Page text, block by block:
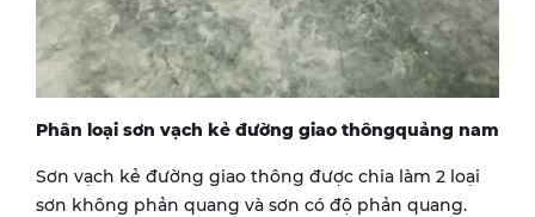
Phân loại sơn vạch kẻ đường giao thôngquảng nam
Sơn vạch kẻ đường giao thông được chia làm 2 loại
sơn không phản quang và sơn có độ phản quang.